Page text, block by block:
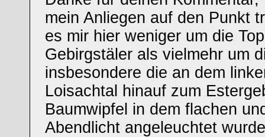
mein Anliegen auf den Punkt
es mir hier weniger um die
Gebirgstäler als vielmehr um
insbesondere die an dem
Loisachtal hinauf zum
Baumwipfel in dem flachen
Abendlicht angeleuchtet